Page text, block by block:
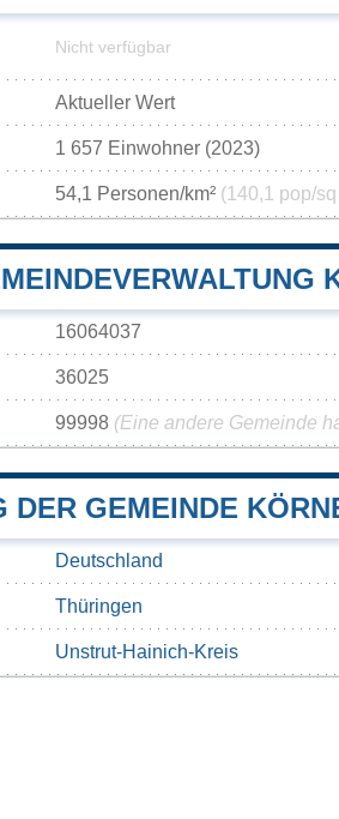
Nicht verfügbar
Aktueller Wert
1 657 Einwohner (2023)
54,1 Personen/km² (140,1 pop/
16064037
36025
99998 (Eine andere Gemeinde
GEMEINDE
Deutschland
Thüringen
Unstrut-Hainich-Kreis